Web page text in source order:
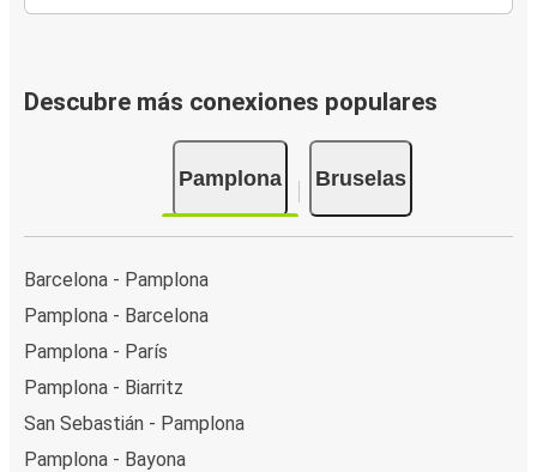
Descubre más conexiones populares
Pamplona Bruselas
Barcelona - Pamplona
Pamplona - Barcelona
Pamplona - París
Pamplona - Biarritz
San Sebastián - Pamplona
Pamplona - Bayona